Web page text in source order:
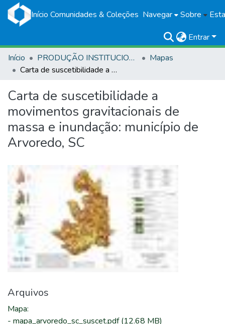
Início Comunidades & Coleções Navegar Sobre
Entrar
Início
PRODUÇÃO INSTITUCIONAL
Mapas
Carta de suscetibilidade a movimentos gravitacionais de massa e inundação: município de Arvoredo, SC
Carta de suscetibilidade a
movimentos gravitacionais de
massa e inundação: município de
Arvoredo, SC
Arquivos
Mapa:
- mapa_arvoredo_sc_suscet.pdf(12.68 MB)